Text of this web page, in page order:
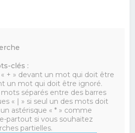
clés :
+ » devant un mot qui doit être
un mot qui doit être ignoré.
séparés entre des barres
« | » si seul un des mots doit
astérisque « * » comme
partout si vous souhaitez
partielles.